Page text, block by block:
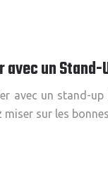
un Stand-
avec un stand-
miser sur les